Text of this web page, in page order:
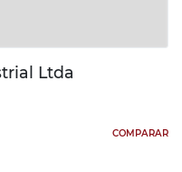
Ltda
COMPARAR